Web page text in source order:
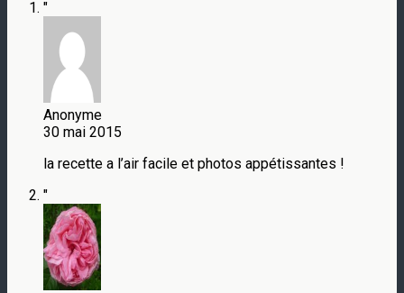
"
Anonyme
30 mai 2015
la recette a l’air facile et photos appétissantes !
"